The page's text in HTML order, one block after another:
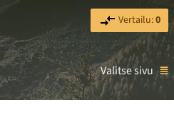
Vertailu:0
Valitse sivu